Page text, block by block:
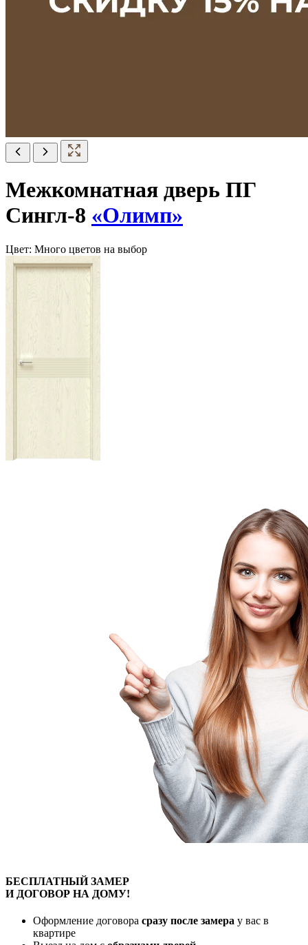
Межкомнатная дверь ПГ
Сингл-8 «Олимп»
Цвет: Много цветов на выбор
БЕСПЛАТНЫЙЗАМЕР
И ДОГОВОР НА ДОМУ!
Оформление договора сразу после замера у вас в
квартире